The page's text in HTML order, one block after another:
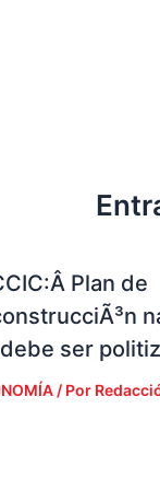
Plan de
ser
/ Por